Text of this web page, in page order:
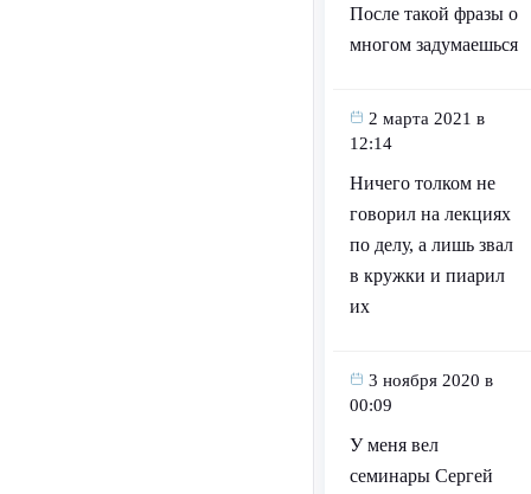
После такой фразы о
многом задумаешься
2 марта 2021 в
12:14
Ничего толком не
говорил на лекциях
по делу, а лишь звал
в кружки и пиарил
их
3 ноября 2020 в
00:09
У меня вел
семинары Сергей